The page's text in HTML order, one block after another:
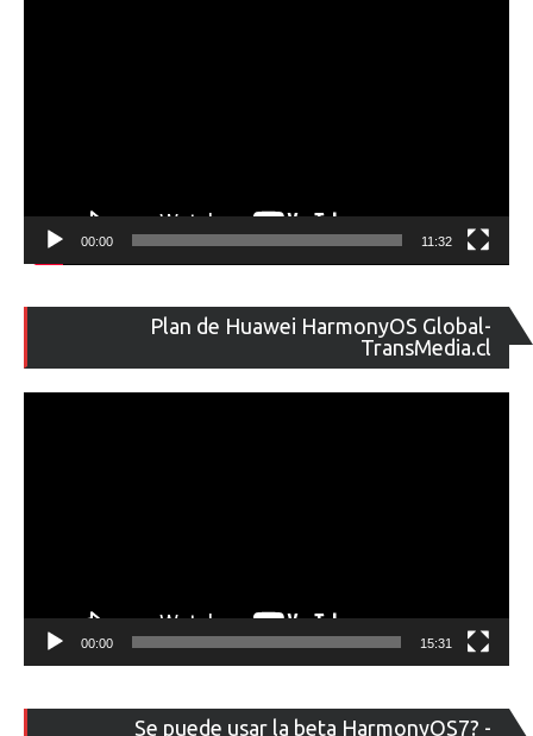
00:00 11:32
Plan de Huawei HarmonyOS Global-
TransMedia.cl
de
00:00 15:31
Se puede usar la beta HarmonyOS7? -